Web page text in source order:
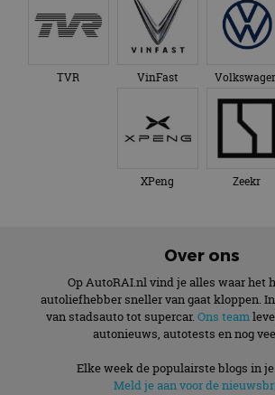
TVR VinFast
XPeng Zeekr
Over ons
Op AutoRAI.nl vind je alles waar het
autoliefhebber sneller van gaat kloppen.
van stadsauto tot supercar. Ons team
autonieuws, autotests en nog
Elke week de populairste blogs in
Meld je aan voor de